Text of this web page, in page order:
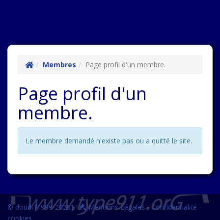
Membres Page profil d'un membre.
Page profil d'un
membre.
Le membre demandé n'existe pas ou a quitté le site.
© doudi [1999-2026]- Mentions Légales - Confidentialité -